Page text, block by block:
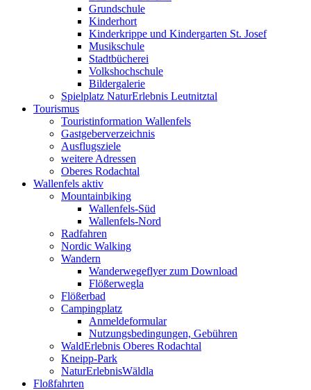
Grundschule
Kinderhort
Kinderkrippe und Kindergarten St. Josef
Musikschule
Stadtbücherei
Volkshochschule
Bildergalerie
Spielplatz NaturErlebnis Leutnitztal
Tourismus
Touristinformation Wallenfels
Gastgeberverzeichnis
Ausflugsziele
weitere Adressen
Oberes Rodachtal
Wallenfels aktiv
Mountainbiking
Wallenfels-Süd
Wallenfels-Nord
Radfahren
Nordic Walking
Wandern
Wanderwegeflyer zum Download
Flößerwegla
Flößerbad
Campingplatz
Anmeldeformular
Nutzungsbedingungen, Gebühren
WaldErlebnis Oberes Rodachtal
Kneipp-Park
NaturErlebnisWäldla
Floßfahrten